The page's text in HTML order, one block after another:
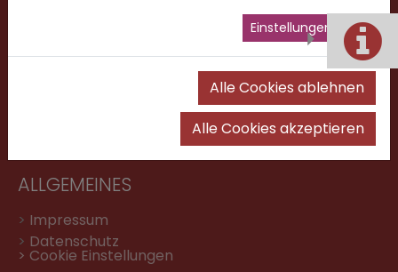
>Abwesenheitsmeldung
Facebook
ALLGEMEINES
> Impressum
> Datenschutz
> Cookie Einstellungen
Einstellungen
Alle Cookies ablehnen
Alle Cookies akzeptieren